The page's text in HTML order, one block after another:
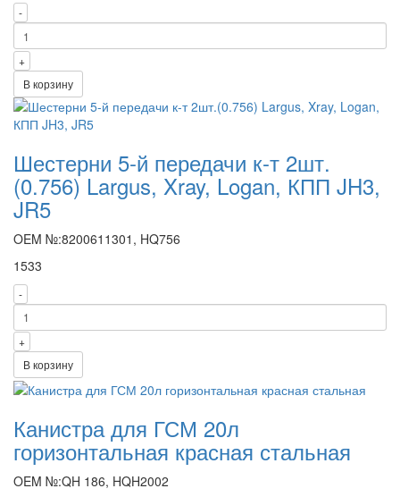
-
+
В корзину
Шестерни 5-й передачи к-т 2шт.
(0.756) Largus, Xray, Logan, КПП JH3,
JR5
OEM №:8200611301, HQ756
1533
-
+
В корзину
Канистра для ГСМ 20л
горизонтальная красная стальная
OEM №:QH 186, HQH2002